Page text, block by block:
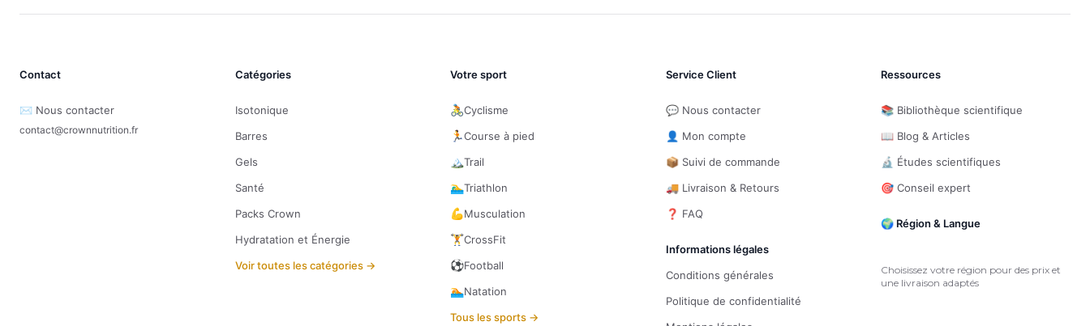
Contact
✉️ Nous contacter
contact@crownnutrition.fr
Catégories
Isotonique
Barres
Gels
Santé
Packs Crown
Hydratation et Énergie
Voir toutes les catégories →
Votre sport
🚴Cyclisme
🏃Course à pied
🏔️Trail
🏊‍♂️Triathlon
💪Musculation
🏋️CrossFit
⚽Football
🏊Natation
Tous les sports →
Service Client
💬 Nous contacter
👤 Mon compte
📦 Suivi de commande
🚚 Livraison & Retours
❓ FAQ
Informations légales
Conditions générales
Politique de confidentialité
Ressources
📚 Bibliothèque scientifique
📖 Blog & Articles
🔬 Études scientifiques
🎯 Conseil expert
🌍 Région & Langue
Choisissez votre région pour des prix et
une livraison adaptés